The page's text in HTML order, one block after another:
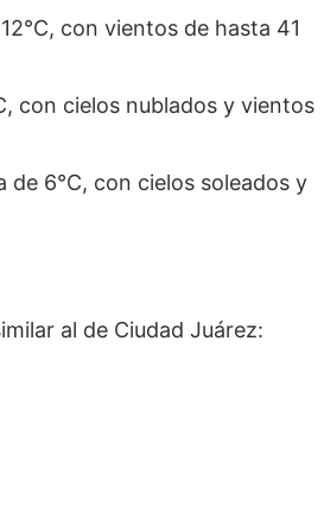
con vientos de hasta 41
con cielos nublados y vientos
de 6°C, con cielos soleados y
al de Ciudad Juárez: